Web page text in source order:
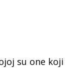
su one koji